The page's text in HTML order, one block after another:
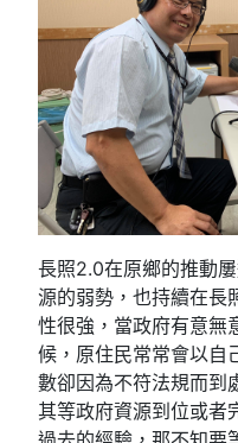
長照2.0在原鄉的推動
源的弱勢，也持續在長
性很強，當政府有意無
候，原住民常常會以自
數卻因為不符法規而到
其等政府資源到位或者